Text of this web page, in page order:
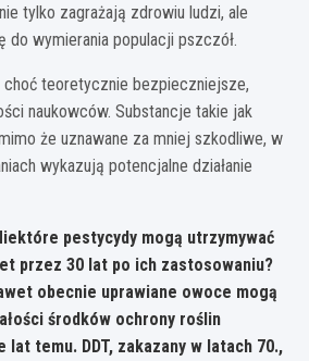
tylko zagrażają zdrowiu ludzi, ale
do wymierania populacji pszczół.
choć teoretycznie bezpieczniejsze,
naukowców. Substancje takie jak
że uznawane za mniej szkodliwe, w
wykazują potencjalne działanie
pestycydy mogą utrzymywać
przez 30 lat po ich zastosowaniu?
obecnie uprawiane owoce mogą
środków ochrony roślin
lat temu. DDT, zakazany w latach 70.,